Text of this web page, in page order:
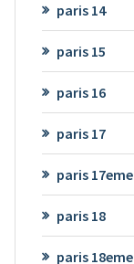
paris 14
paris 15
paris 16
paris 17
paris 17eme
paris 18
paris 18eme